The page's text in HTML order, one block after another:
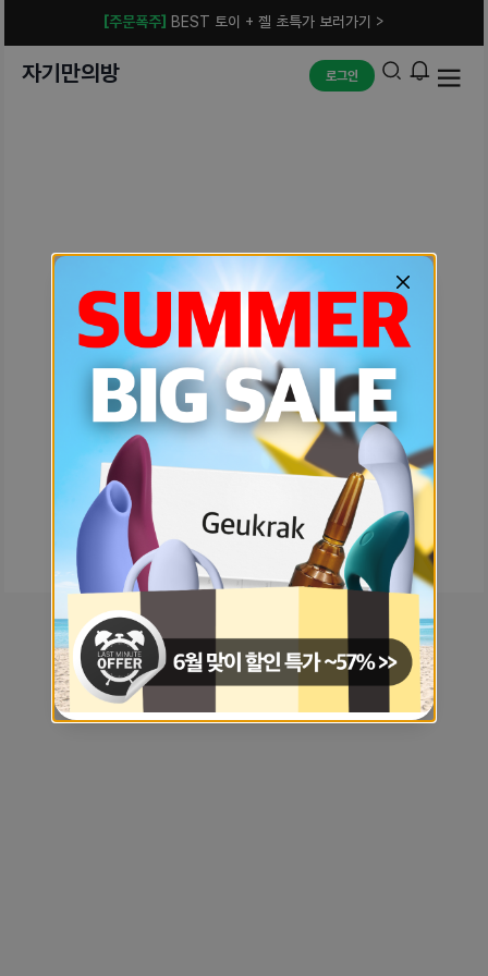
[주문폭주] BEST 토이 + 젤 초특가 보러가기 >
자기만의방 로그인
예상치 못한 에러입니다.